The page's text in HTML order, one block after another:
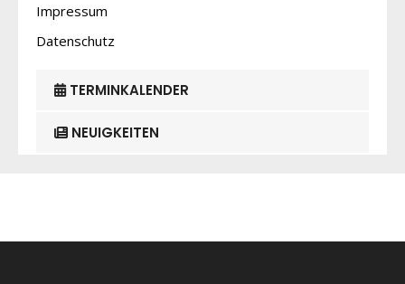
Impressum
Datenschutz
TERMINKALENDER
NEUIGKEITEN